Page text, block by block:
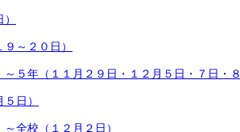
～２０日）
～５年（１１月２９日・１２月５日・７日・
日）
全校（１２月２日）